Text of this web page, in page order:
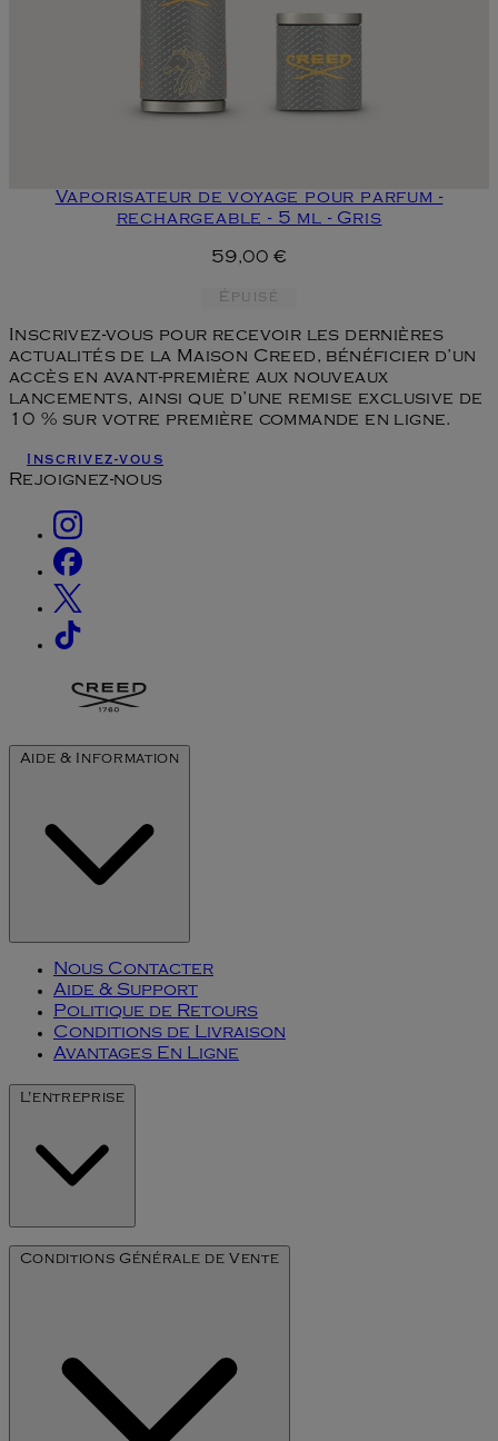
Vaporisateur de voyage pour parfum -
rechargeable - 5 ml - Gris
59,00 €
Épuisé
Inscrivez-vous pour recevoir les dernières
actualités de la Maison Creed, bénéficier d’un
accès en avant-première aux nouveaux
lancements, ainsi que d’une remise exclusive de
10 % sur votre première commande en ligne.
Inscrivez-vous
Rejoignez-nous
Aide & Information
Nous Contacter
Aide & Support
Politique de Retours
Conditions de Livraison
Avantages En Ligne
L'entreprise
Notre Histoire
Conditions Générale de Vente